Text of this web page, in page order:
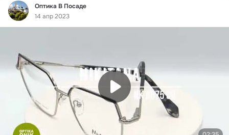
Фид
Оптика В Посаде
14 апр 2023